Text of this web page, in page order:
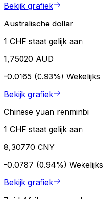
Bekijk grafiek
Australische dollar
1 CHF staat gelijk aan
1,75020 AUD
-0.0165 (0.93%) Wekelijks
Bekijk grafiek
Chinese yuan renminbi
1 CHF staat gelijk aan
8,30770 CNY
-0.0787 (0.94%) Wekelijks
Bekijk grafiek